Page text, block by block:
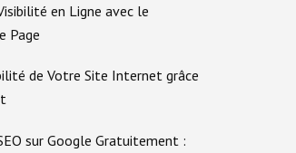
en Ligne avec le
Page
de Votre Site Internet grâce
sur Google Gratuitement :